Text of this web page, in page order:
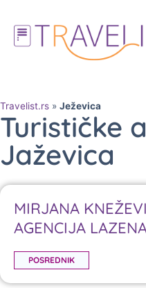
Travelist.rs » Ježevica
Turističke
Jaževica
MIRJANA
AGENCIJA
POSREDNIK